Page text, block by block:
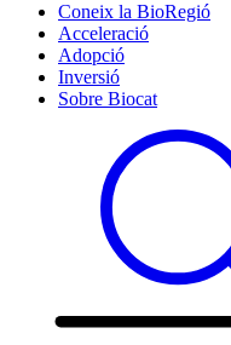
Coneix la BioRegió
Acceleració
Adopció
Inversió
Sobre Biocat